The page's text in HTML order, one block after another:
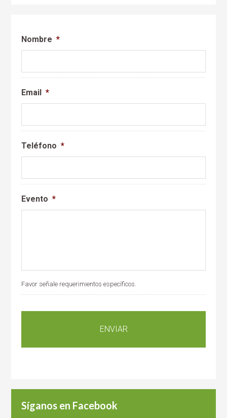
Nombre *
Email *
Teléfono *
Evento *
Favor señale requerimientos específicos.
Síganos en Facebook